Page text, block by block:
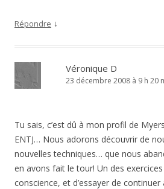
Répondre ↓
Véronique D
23 décembre 2008 à 9 h 20
Tu sais, c’est dû à mon profil de
ENTJ… Nous adorons découvrir de
nouvelles techniques… que nous
en avons fait le tour! Un des exercices
conscience, et d’essayer de